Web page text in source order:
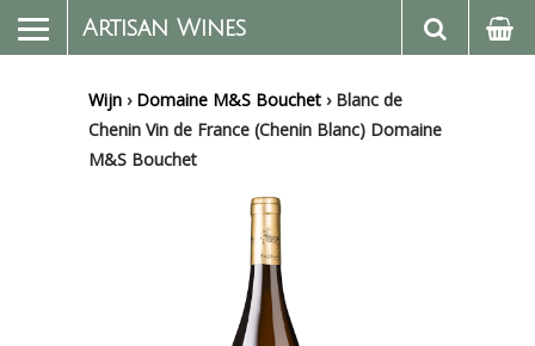
Artisan Wines
Wijn › Domaine M&S Bouchet › Blanc de
Chenin Vin de France (Chenin Blanc) Domaine
M&S Bouchet